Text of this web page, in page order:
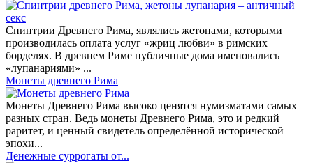
Спинтрии Древнего Рима, являлись жетонами, которыми
производилась оплата услуг «жриц любви» в римских
борделях. В древнем Риме публичные дома именовались
«лупанариями» ...
Монеты древнего Рима
Монеты Древнего Рима высоко ценятся нумизматами самых
разных стран. Ведь монеты Древнего Рима, это и редкий
раритет, и ценный свидетель определённой исторической
эпохи...
Денежные суррогаты от...